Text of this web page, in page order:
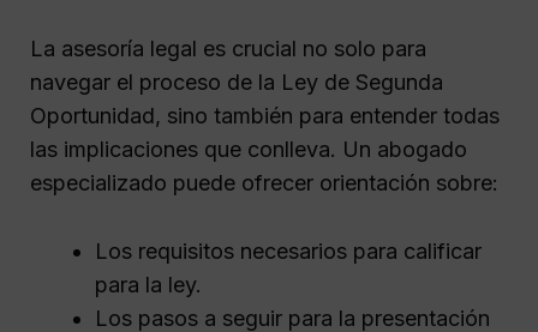
La asesoría legal es crucial no solo para
navegar el proceso de la Ley de Segunda
Oportunidad, sino también para entender todas
las implicaciones que conlleva. Un abogado
especializado puede ofrecer orientación sobre:
Los requisitos necesarios para calificar
para la ley.
Los pasos a seguir para la presentación